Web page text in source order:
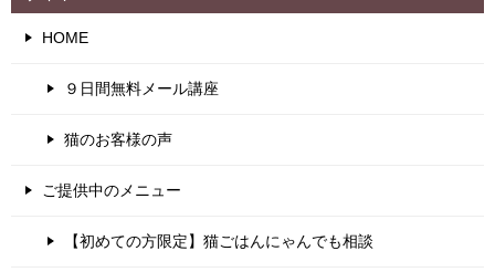
HOME
９日間無料メール講座
猫のお客様の声
ご提供中のメニュー
【初めての方限定】猫ごはんにゃんでも相談